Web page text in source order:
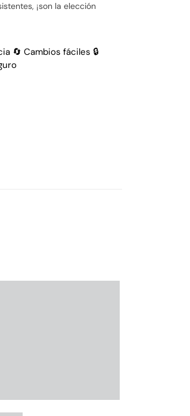
¡son la elección
🔄 Cambios fáciles 🔒